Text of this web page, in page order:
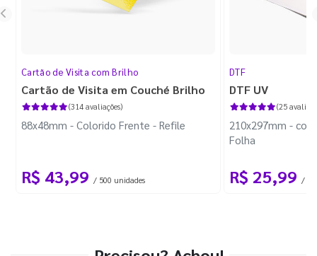
Cartão de Visita com Brilho
Cartão de Visita em Couché Brilho
(314 avaliações)
88x48mm - Colorido Frente - Refile
R$ 43,99 / 500 unidades
DTF
DTF UV
(25
210x297mm -
Folha
R$ 25,99 / 1